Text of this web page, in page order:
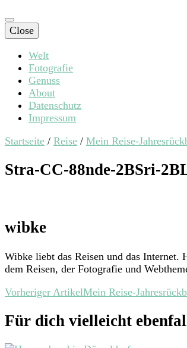
Close
Welt
Fotografie
Genuss
About
Datenschutz
Impressum
Startseite / Reise / Mein Reise-
Stra-CC-88nde-2BSri-
wibke
Wibke liebt das Reisen und das Internet.
dem Reisen, der Fotografie und
Beitragsnavigation
Vorheriger ArtikelMein Reise-
Für dich vielleicht